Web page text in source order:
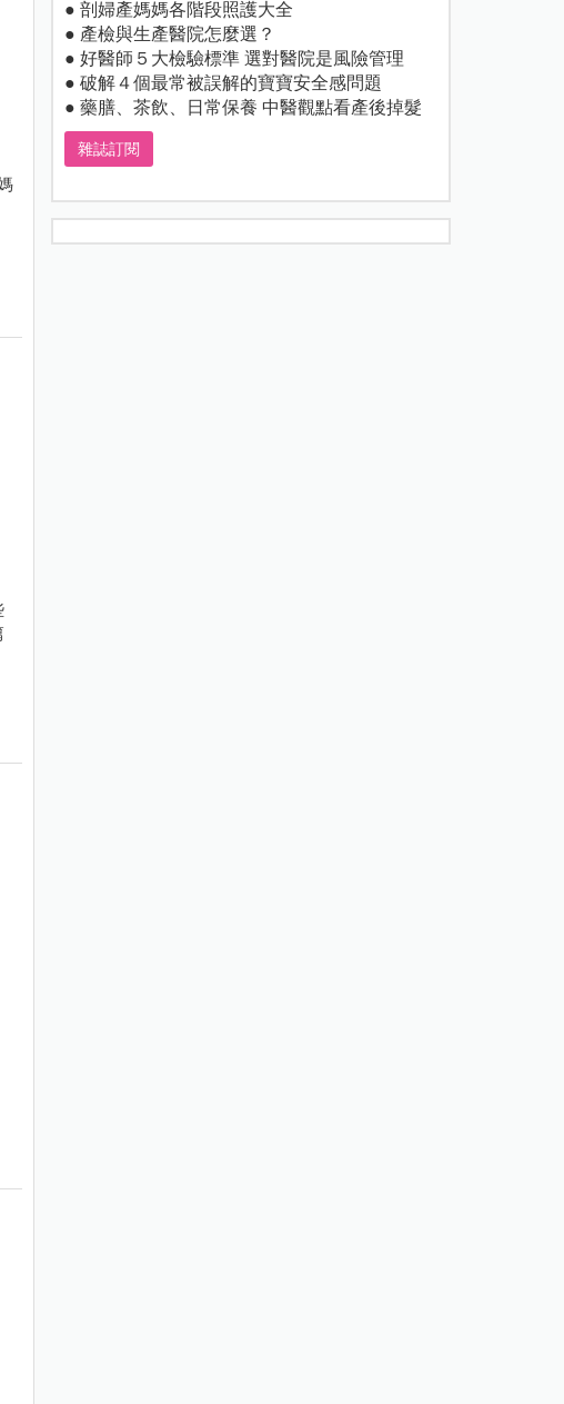
● 剖婦產媽媽各階段照護大全
● 產檢與生產醫院怎麼選？
● 好醫師５大檢驗標準 選對醫院是風險管理
● 破解４個最常被誤解的寶寶安全感問題
● 藥膳、茶飲、日常保養 中醫觀點看產後掉髮
雜誌訂閱